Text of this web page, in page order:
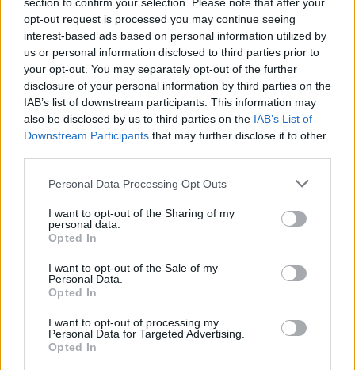
opt-out request is processed you may continue seeing
interest-based ads based on personal information utilized by
us or personal information disclosed to third parties prior to
your opt-out. You may separately opt-out of the further
disclosure of your personal information by third parties on the
IAB’s list of downstream participants. This information may
also be disclosed by us to third parties on the IAB’s List of
Downstream Participants that may further disclose it to other
Personal Data Processing Opt Outs
I want to opt-out of the Sharing of my
personal data.
Opted In
I want to opt-out of the Sale of my
Personal Data.
Opted In
I want to opt-out of processing my
Personal Data for Targeted Advertising.
Opted In
Věk: 23
Kontakt
Napsat uživateli vzkaz
Informace o profilu a chatu
Online: Není nikde online
Prochatováno: 0.00 hod.
Líbí se:0
Oblibené místnosti
Sledované diskuze